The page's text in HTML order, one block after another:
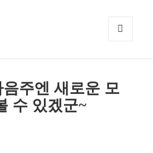
주엔 새로운 모
수 있겠군~